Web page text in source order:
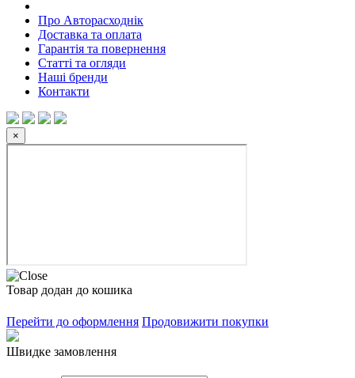
Про Авторасходнік
Доставка та оплата
Гарантія та повернення
Статті та огляди
Наші бренди
Контакти
×
Товар додан до кошика
Перейти до оформлення Продовижити покупки
Швидке замовлення